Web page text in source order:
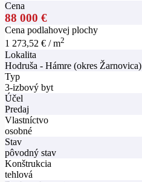
Cena
88 000 €
Cena podlahovej plochy
1 273,52 € / m2
Lokalita
Hodruša - Hámre (okres Žarnovica)
Typ
3-izbový byt
Účel
Predaj
Vlastníctvo
osobné
Stav
pôvodný stav
Konštrukcia
tehlová